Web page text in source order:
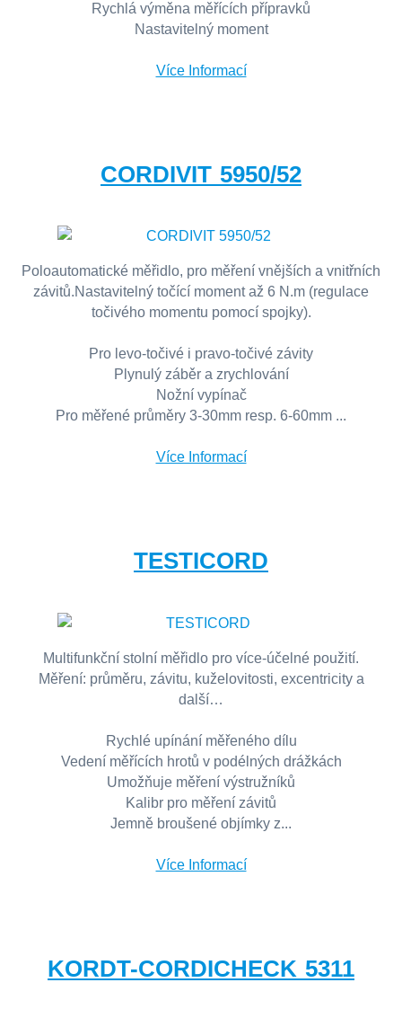
Rychlá výměna měřících přípravků
Nastavitelný moment
Více Informací
CORDIVIT 5950/52
Poloautomatické měřidlo, pro měření vnějších a vnitřních
závitů.Nastavitelný točící moment až 6 N.m (regulace
točivého momentu pomocí spojky).
Pro levo-točivé i pravo-točivé závity
Plynulý záběr a zrychlování
Nožní vypínač
Pro měřené průměry 3-30mm resp. 6-60mm ...
Více Informací
TESTICORD
Multifunkční stolní měřidlo pro více-účelné použití.
Měření: průměru, závitu, kuželovitosti, excentricity a
další…
Rychlé upínání měřeného dílu
Vedení měřících hrotů v podélných drážkách
Umožňuje měření výstružníků
Kalibr pro měření závitů
Jemně broušené objímky z...
Více Informací
KORDT-CORDICHECK 5311